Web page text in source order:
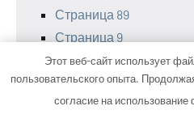
Страница 89
Страница 9
Страница 90
Страница 91
Страница 92
Этот веб-сайт использует
пользовательского опыта.
согласие на